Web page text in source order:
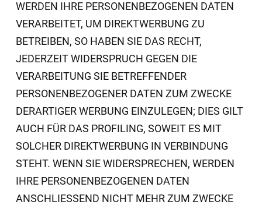
WERDEN IHRE PERSONENBEZOGENEN DATEN
VERARBEITET, UM DIREKTWERBUNG ZU
BETREIBEN, SO HABEN SIE DAS RECHT,
JEDERZEIT WIDERSPRUCH GEGEN DIE
VERARBEITUNG SIE BETREFFENDER
PERSONENBEZOGENER DATEN ZUM ZWECKE
DERARTIGER WERBUNG EINZULEGEN; DIES GILT
AUCH FÜR DAS PROFILING, SOWEIT ES MIT
SOLCHER DIREKTWERBUNG IN VERBINDUNG
STEHT. WENN SIE WIDERSPRECHEN, WERDEN
IHRE PERSONENBEZOGENEN DATEN
ANSCHLIESSEND NICHT MEHR ZUM ZWECKE